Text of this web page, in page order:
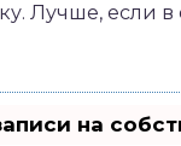
Лучше, если в
на